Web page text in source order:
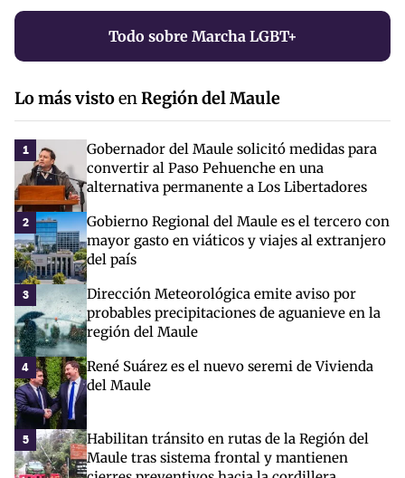
Todo sobre Marcha LGBT+
Lo más vistoenRegión del Maule
1
Gobernador del Maule solicitó medidas para
convertir al Paso Pehuenche en una
alternativa permanente a Los Libertadores
2
Gobierno Regional del Maule es el tercero con
mayor gasto en viáticos y viajes al extranjero
del país
3
Dirección Meteorológica emite aviso por
probables precipitaciones de aguanieve en la
región del Maule
4
René Suárez es el nuevo seremi de Vivienda
del Maule
5
Habilitan tránsito en rutas de la Región del
Maule tras sistema frontal y mantienen